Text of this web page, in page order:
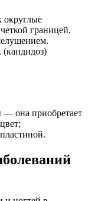
округлые
границей.
(кандидоз)
— она приобретает